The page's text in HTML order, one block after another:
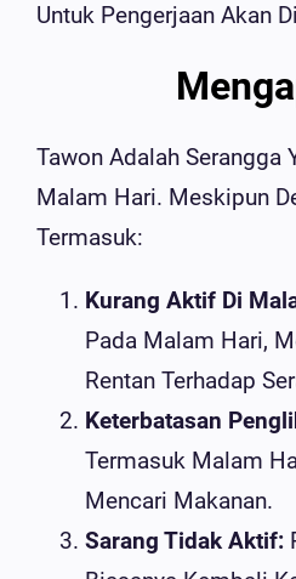
Untuk Pengerjaan Akan
Tawon Adalah Serangga
Malam Hari. Meskipun
Termasuk:
Kurang Aktif Di
Pada Malam Hari,
Rentan Terhadap
Keterbatasan
Termasuk Malam
Mencari Makanan.
Sarang Tidak Aktif: